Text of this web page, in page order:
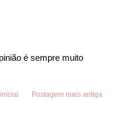
é sempre muito
Postagem mais antiga